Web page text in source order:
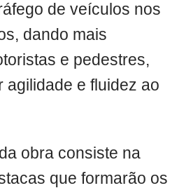
de veículos nos
dando mais
e pedestres,
agilidade e fluidez ao
obra consiste na
que formarão os